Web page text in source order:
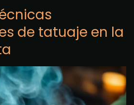
de tatuaje en la